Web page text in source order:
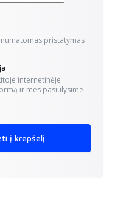
pristatymas
internetinėje
ir mes pasiūlysime
į krepšelį